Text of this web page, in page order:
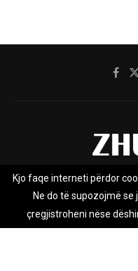
Rreth nesh
Zhurnal.mk është Agjenci e
Kjo faqe interneti përdor
Ne do të supozojmë
çregjistroheni nëse